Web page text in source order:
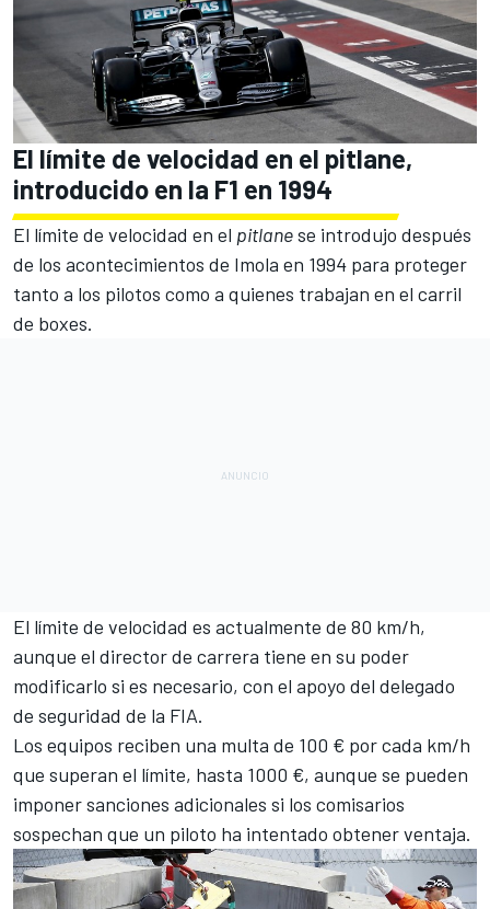
El límite de velocidad en el pitlane,
introducido en la F1 en 1994
El límite de velocidad en el pitlanese introdujo después
de los acontecimientos de Imola en 1994 para proteger
tanto a los pilotos como a quienes trabajan en el carril
de boxes.
El límite de velocidad es actualmente de 80 km/h,
aunque el director de carrera tiene en su poder
modificarlo si es necesario, con el apoyo del delegado
de seguridad de la FIA.
Los equipos reciben una multa de 100 € por cada km/h
que superan el límite, hasta 1000 €, aunque se pueden
imponer sanciones adicionales si los comisarios
sospechan que un piloto ha intentado obtener ventaja.